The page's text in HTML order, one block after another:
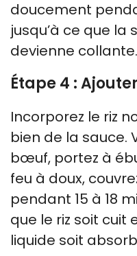
doucement
jusqu’à ce que la
devienne collante.
Étape 4 :
Incorporez le riz
bien de la sauce.
bœuf, portez à
feu à doux,
pendant 15 à 18
que le riz soit cuit
liquide soit